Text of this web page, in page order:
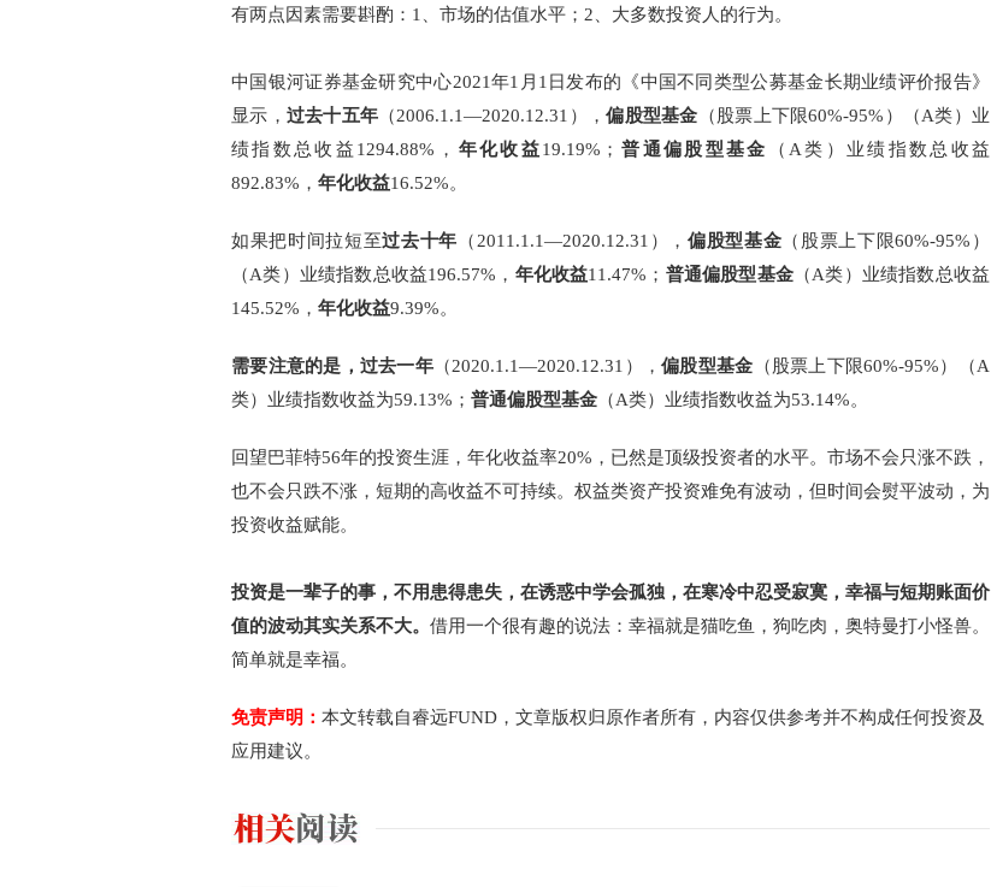
有两点因素需要斟酌：1、市场的估值水平；2、大多数投资人的行为。
中国银河证券基金研究中心2021年1月1日发布的《中国不同类型公募基金长期业绩评价报告》
显示， 过去十五年 （2006.1.1—2020.12.31），偏股型基金 （股票上下限60%-95%）（A类）业
绩指数总收益1294.88%， 年化收益19.19%； 普通偏股型基金
（A类）业绩指数总收益
892.83%， 年化收益16.52%。
如果把时间拉短至过去十年 （2011.1.1—2020.12.31）， 偏股型基金 （股票上下限60%-95%）
（A类）业绩指数总收益196.57%， 年化收益11.47%； 普通偏股型基金 （A类）业绩指数总收益
145.52%， 年化收益9.39%。
需要注意的是，过去一年 （2020.1.1—2020.12.31），偏股型基金 （股票上下限60%-95%）（A
类）业绩指数收益为59.13%； 普通偏股型基金 （A类）业绩指数收益为53.14%。
回望巴菲特56年的投资生涯，年化收益率20%，已然是顶级投资者的水平。市场不会只涨不跌，
也不会只跌不涨，短期的高收益不可持续。权益类资产投资难免有波动，但时间会熨平波动，为
投资收益赋能。
投资是一辈子的事，不用患得患失，在诱惑中学会孤独，在寒冷中忍受寂寞，幸福与短期账面价
值的波动其实关系不大。 借用一个很有趣的说法：幸福就是猫吃鱼，狗吃肉，奥特曼打小怪兽。
简单就是幸福。
免责声明： 本文转载自睿远FUND，文章版权归原作者所有，内容仅供参考并不构成任何投资及
应用建议。